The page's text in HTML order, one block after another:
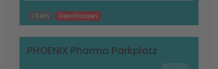
1.11 km Geschlossen
PHOENIX Pharma Parkplatz